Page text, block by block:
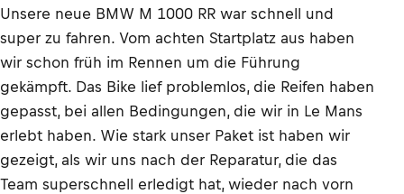
Unsere neue BMW M 1000 RR war schnell und
super zu fahren. Vom achten Startplatz aus haben
wir schon früh im Rennen um die Führung
gekämpft. Das Bike lief problemlos, die Reifen haben
gepasst, bei allen Bedingungen, die wir in Le Mans
erlebt haben. Wie stark unser Paket ist haben wir
gezeigt, als wir uns nach der Reparatur, die das
Team superschnell erledigt hat, wieder nach vorn